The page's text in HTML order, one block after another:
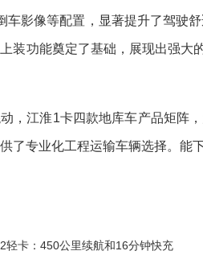
车影像等配置，显著提升了驾驶
装功能奠定了基础，展现出强
江淮1卡四款地库车产品矩阵，
了专业化工程运输车辆选择。能
轻卡：450公里续航和16分钟快充